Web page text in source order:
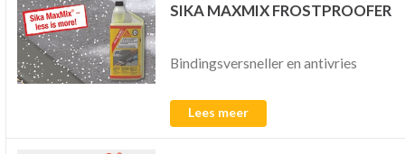
SIKA MAXMIX FROSTPROOFER
Bindingsversneller en antivries
Lees meer